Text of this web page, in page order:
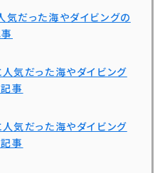
気だった海やダイビングの
気だった海やダイビング
事
気だった海やダイビング
事